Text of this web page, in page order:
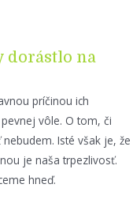
dorástlo na
príčinou ich
vôle. O tom, či
Isté však je, že
je naša trpezlivosť.
hneď.